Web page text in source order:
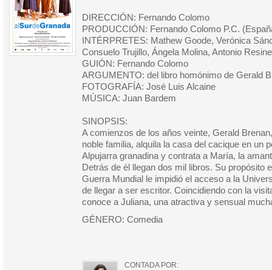
DIRECCIÓN: Fernando Colomo
PRODUCCIÓN: Fernando Colomo P.C.
INTÉRPRETES: Mathew Goode, Verónica
Consuelo Trujillo, Ángela Molina, Antonio
GUIÓN: Fernando Colomo
ARGUMENTO: del libro homónimo de Gerald
FOTOGRAFÍA: José Luis Alcaine
MÚSICA: Juan Bardem
SINOPSIS:
A comienzos de los años veinte, Gerald
noble familia, alquila la casa del cacique en un
Alpujarra granadina y contrata a María, la
Detrás de él llegan dos mil libros. Su propósito
Guerra Mundial le impidió el acceso a la
de llegar a ser escritor. Coincidiendo con la
conoce a Juliana, una atractiva y sensual
GÉNERO: Comedia
CONTADA POR: